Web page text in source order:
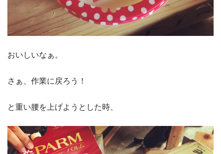
おいしいなぁ。
さぁ、作業に戻ろう！
と重い腰を上げようとした時、